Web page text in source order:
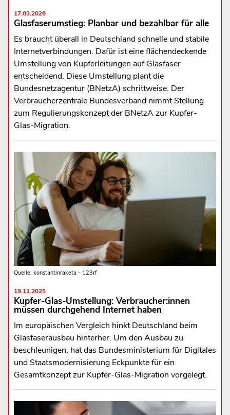
17.03.2026
Glasfaserumstieg: Planbar und bezahlbar für alle
Es braucht überall in Deutschland schnelle und stabile
Internetverbindungen. Dafür ist eine flächendeckende
Umstellung von Kupferleitungen auf Glasfaser
entscheidend. Diese Umstellung plant die
Bundesnetzagentur (BNetzA) schrittweise. Der
Verbraucherzentrale Bundesverband nimmt Stellung
zum Regulierungskonzept der BNetzA zur Kupfer-
Glas-Migration.
Quelle: konstantinraketa - 123rf
19.11.2025
Kupfer-Glas-Umstellung: Verbraucher:innen
müssen durchgehend Internet haben
Im europäischen Vergleich hinkt Deutschland beim
Glasfaserausbau hinterher. Um den Ausbau zu
beschleunigen, hat das Bundesministerium für Digitales
und Staatsmodernisierung Eckpunkte für ein
Gesamtkonzept zur Kupfer-Glas-Migration vorgelegt.